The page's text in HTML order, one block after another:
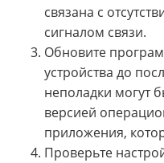
связана с
сигналом связи.
Обновите
устройства до
неполадки могут
версией
приложения,
Проверьте